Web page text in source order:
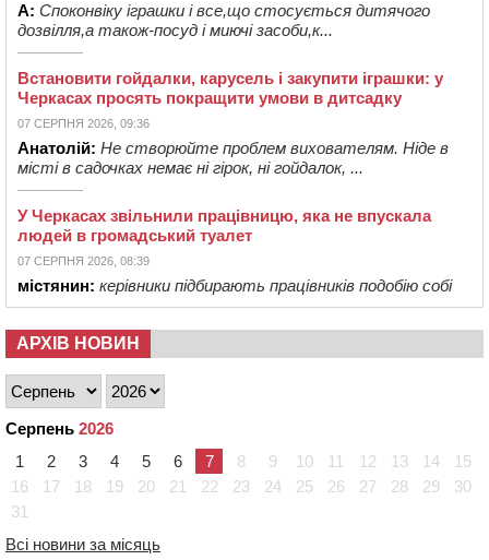
А: Споконвіку іграшки і все,що стосується дитячого
дозвілля,а також-посуд і миючі засоби,к...
Встановити гойдалки, карусель і закупити іграшки: у
Черкасах просять покращити умови в дитсадку
07 СЕРПНЯ 2026, 09:36
Анатолій: Не створюйте проблем вихователям. Ніде в
місті в садочках немає ні гірок, ні гойдалок, ...
У Черкасах звільнили працівницю, яка не впускала
людей в громадський туалет
07 СЕРПНЯ 2026, 08:39
містянин: керівники підбирають працівників подобію собі
АРХІВ НОВИН
Серпень 2026
1
2 3 4 5 6 7 8 9 10 11 12 13 14
15
16
17 18 19 20 21 22 23 24 25 26 27 28 29
30
31
Всі новини за місяць